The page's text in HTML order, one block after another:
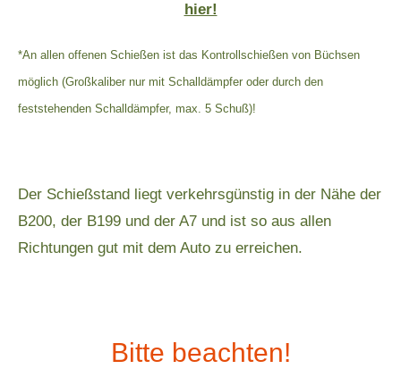
hier!
*An allen offenen Schießen ist das Kontrollschießen von Büchsen
möglich (Großkaliber nur mit Schalldämpfer oder durch den
feststehenden Schalldämpfer, max. 5 Schuß)!
Der Schießstand
liegt verkehrsgünstig in der Nähe der
B200, der B199 und der A7 und ist so aus allen
Richtungen gut mit dem Auto zu erreichen.
Bitte beachten!